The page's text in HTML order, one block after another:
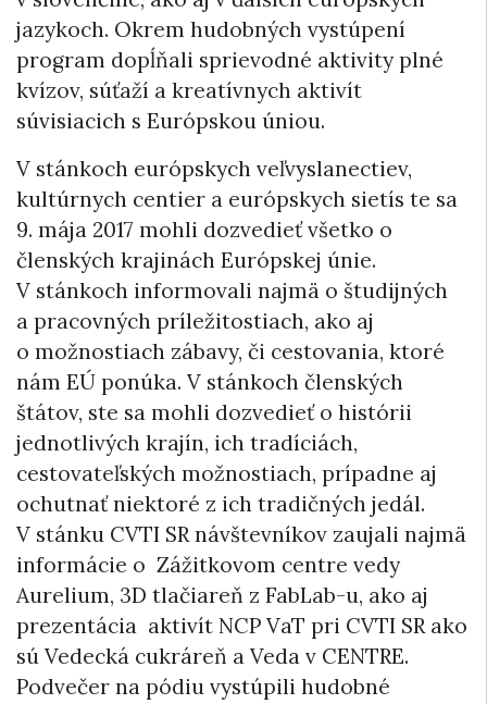
jazykoch. Okrem hudobných vystúpení
program dopĺňali sprievodné aktivity plné
kvízov, súťaží a kreatívnych aktivít
súvisiacich s Európskou úniou.
V stánkoch európskych veľvyslanectiev,
kultúrnych centier a európskych sietís te sa
9. mája 2017 mohli dozvedieť všetko o
členských krajinách Európskej únie.
V stánkoch informovali najmä o študijných
a pracovných príležitostiach, ako aj
o možnostiach zábavy, či cestovania, ktoré
nám EÚ ponúka. V stánkoch členských
štátov, ste sa mohli dozvedieť o histórii
jednotlivých krajín, ich tradíciách,
cestovateľských možnostiach, prípadne aj
ochutnať niektoré z ich tradičných jedál.
V stánku CVTI SR návštevníkov zaujali najmä
informácie o Zážitkovom centre vedy
Aurelium, 3D tlačiareň z FabLab-u, ako aj
prezentácia aktivít NCP VaT pri CVTI SR ako
sú Vedecká cukráreň a Veda v CENTRE.
Podvečer na pódiu vystúpili hudobné